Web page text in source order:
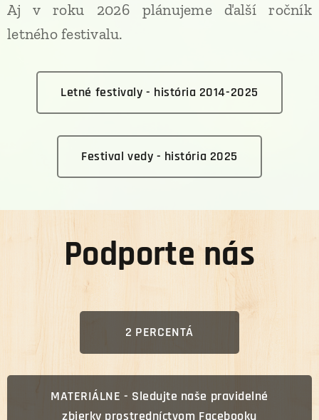
Aj v roku 2026 plánujeme ďalší ročník
letného festivalu.
Letné festivaly - história 2014-2025
Festival vedy - história 2025
Podporte nás
2 PERCENTÁ
MATERIÁLNE - Sledujte naše pravidelné
zbierky prostredníctvom Facebooku